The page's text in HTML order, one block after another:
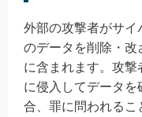
外部の攻撃者がサイ
のデータを削除・改
に含まれます。攻撃
に侵入してデータ
合、罪に問われるこ